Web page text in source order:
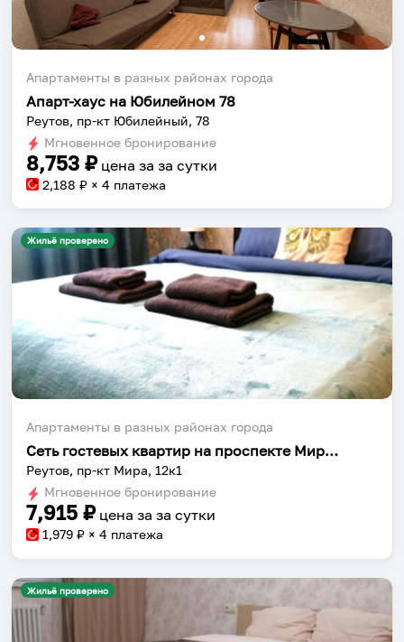
Апартаменты в разных районах города
Апарт-хаус на Юбилейном 78
Реутов, пр-кт Юбилейный, 78
Мгновенное бронирование
8,753 ₽ цена за за сутки
2,188 ₽ × 4 платежа
Жильё проверено
Апартаменты в разных районах города
Сеть гостевых квартир на проспекте Мира 12 корпус 1
Реутов, пр-кт Мира, 12к1
Мгновенное бронирование
7,915 ₽ цена за за сутки
1,979 ₽ × 4 платежа
Жильё проверено